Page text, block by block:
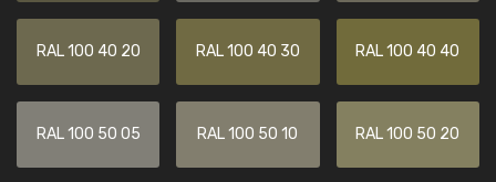
RAL 100 40 20 RAL 100 40 30 RAL 100 40 40
RAL 100 50 05 RAL 100 50 10 RAL 100 50 20